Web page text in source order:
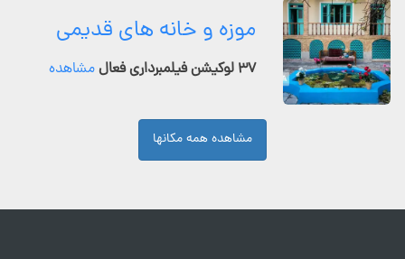
موزه و خانه های قدیمی
۳۷ لوکیشن فیلمبرداری فعال مشاهده
مشاهده همه مکانها